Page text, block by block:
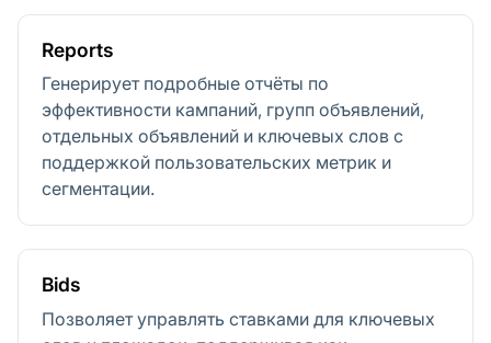
Reports
Генерирует подробные отчёты по
эффективности кампаний, групп объявлений,
отдельных объявлений и ключевых слов с
поддержкой пользовательских метрик и
сегментации.
Bids
Позволяет управлять ставками для ключевых